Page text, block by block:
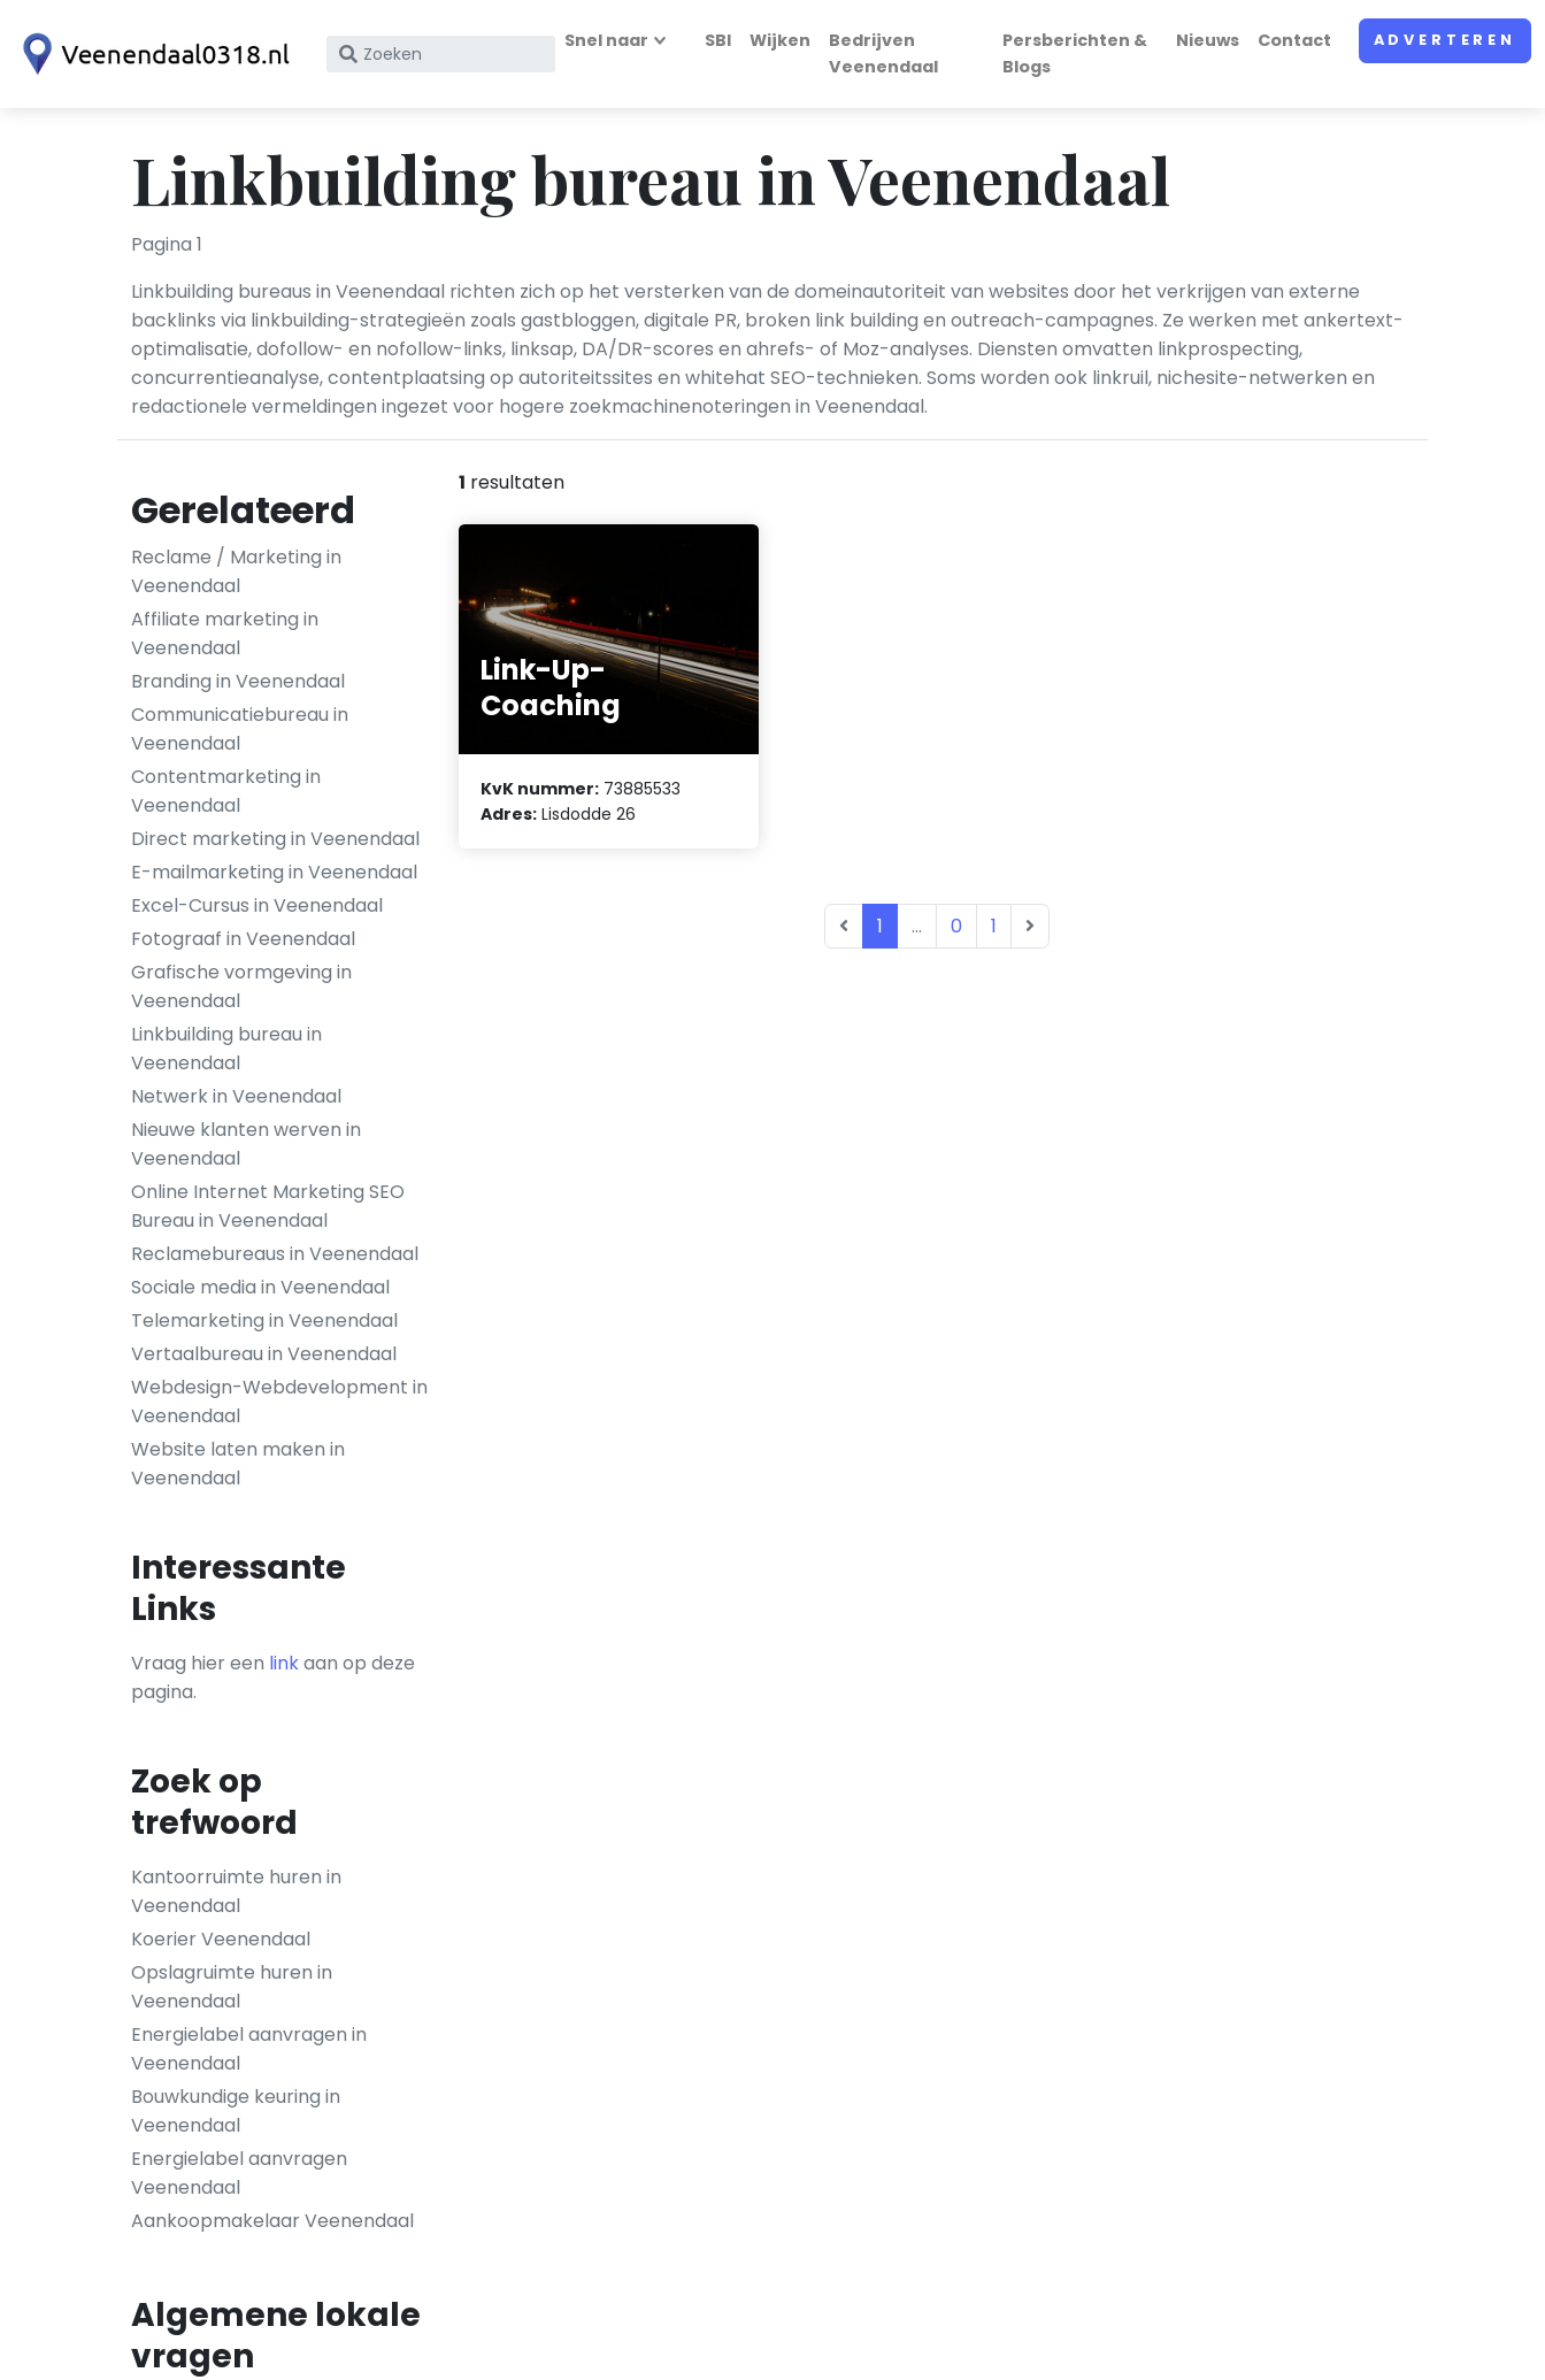
Zoek
KvK
nummer
Snel naar SBI Wijken
Bedrijven
Veenendaal
Persberichten &
Blogs
Nieuws Contact ADVERTEREN
Linkbuilding bureau in Veenendaal
Pagina 1
Linkbuilding bureaus in Veenendaal richten zich op het versterken van de domeinautoriteit van websites door het verkrijgen van externe
backlinks via linkbuilding-strategieën zoals gastbloggen, digitale PR, broken link building en outreach-campagnes. Ze werken met ankertext-
optimalisatie, dofollow- en nofollow-links, linksap, DA/DR-scores en ahrefs- of Moz-analyses. Diensten omvatten linkprospecting,
concurrentieanalyse, contentplaatsing op autoriteitssites en whitehat SEO-technieken. Soms worden ook linkruil, nichesite-netwerken en
redactionele vermeldingen ingezet voor hogere zoekmachinenoteringen in Veenendaal.
Gerelateerd
Reclame / Marketing in
Veenendaal
Affiliate marketing in
Veenendaal
Branding in Veenendaal
Communicatiebureau in
Veenendaal
Contentmarketing in
Veenendaal
Direct marketing in Veenendaal
E-mailmarketing in Veenendaal
Excel-Cursus in Veenendaal
Fotograaf in Veenendaal
Grafische vormgeving in
Veenendaal
Linkbuilding bureau in
Veenendaal
Netwerk in Veenendaal
Nieuwe klanten werven in
Veenendaal
Online Internet Marketing SEO
Bureau in Veenendaal
Reclamebureaus in Veenendaal
Sociale media in Veenendaal
Telemarketing in Veenendaal
Vertaalbureau in Veenendaal
Webdesign-Webdevelopment in
Veenendaal
Website laten maken in
Veenendaal
Interessante
Links
Vraag hier een linkaan op deze
pagina.
Zoek op
trefwoord
Kantoorruimte huren in
Veenendaal
Koerier Veenendaal
Opslagruimte huren in
Veenendaal
Energielabel aanvragen in
Veenendaal
Bouwkundige keuring in
Veenendaal
Energielabel aanvragen
Veenendaal
Aankoopmakelaar Veenendaal
Algemene lokale
vragen
1 resultaten
Link-Up-
Coaching
KvK nummer: 73885533
Adres: Lisdodde 26
1 ... 0 1